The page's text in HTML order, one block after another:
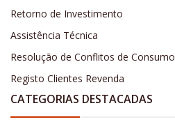
Retorno de Investimento
Assistência Técnica
Resolução de Conflitos de Consumo
Registo Clientes Revenda
CATEGORIAS DESTACADAS